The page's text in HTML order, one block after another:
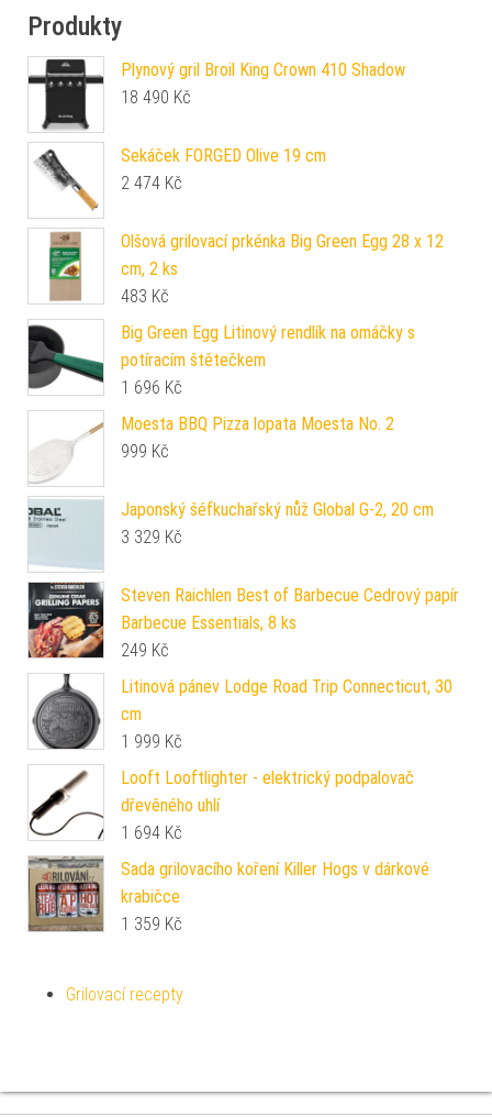
Produkty
Plynový gril Broil King Crown 410 Shadow
18 490 Kč
Sekáček FORGED Olive 19 cm
2 474 Kč
Olšová grilovací prkénka Big Green Egg 28 x 12
cm, 2 ks
483 Kč
Big Green Egg Litinový rendlík na omáčky s
potíracím štětečkem
1 696 Kč
Moesta BBQ Pizza lopata Moesta No. 2
999 Kč
Japonský šéfkuchařský nůž Global G-2, 20 cm
3 329 Kč
Steven Raichlen Best of Barbecue Cedrový papír
Barbecue Essentials, 8 ks
249 Kč
Litinová pánev Lodge Road Trip Connecticut, 30
cm
1 999 Kč
Looft Looftlighter - elektrický podpalovač
dřevěného uhlí
1 694 Kč
Sada grilovacího koření Killer Hogs v dárkové
krabičce
1 359 Kč
Grilovací recepty